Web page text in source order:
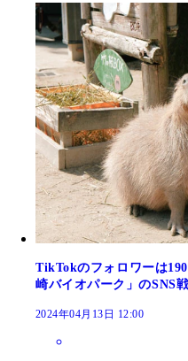
TikTokのフォロワーは
崎バイオパーク」のSNS
2024年04月13日 12:00